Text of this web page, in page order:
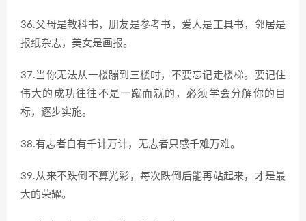
36.父母是教科书，朋友是参考书，爱人是工具书，邻居是
报纸杂志，美女是画报。
37.当你无法从一楼蹦到三楼时，不要忘记走楼梯。要记住
伟大的成功往往不是一蹴而就的，必须学会分解你的目
标，逐步实施。
38.有志者自有千计万计，无志者只感千难万难。
39.从来不跌倒不算光彩，每次跌倒后能再站起来，才是最
大的荣耀。